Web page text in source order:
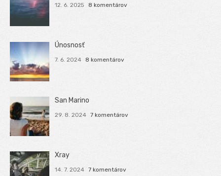
12. 6. 2025 8 komentárov
Únosnosť
7. 6. 2024 8 komentárov
San Marino
29. 8. 2024 7 komentárov
Xray
14. 7. 2024 7 komentárov